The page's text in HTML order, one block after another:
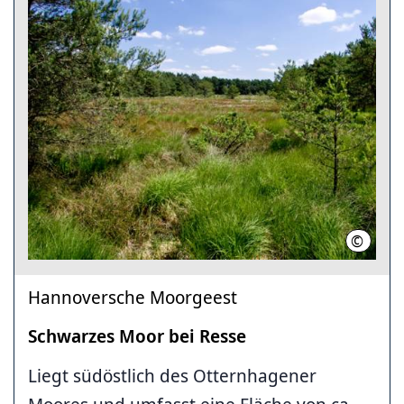
©
Hannoversche Moorgeest
Schwarzes Moor bei Resse
Liegt südöstlich des Otternhagener